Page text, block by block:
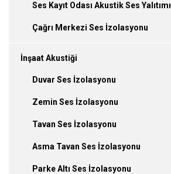
Ses Kayıt Odası Akustik Ses Yalıtımı
Çağrı Merkezi Ses İzolasyonu
İnşaat Akustiği
Duvar Ses İzolasyonu
Zemin Ses İzolasyonu
Tavan Ses İzolasyonu
Asma Tavan Ses İzolasyonu
Parke Altı Ses İzolasyonu